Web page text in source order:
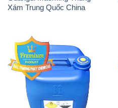
Xám Trung Quốc China